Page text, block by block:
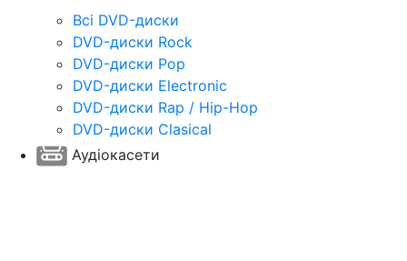
Всі DVD-диски
DVD-диски Rock
DVD-диски Pop
DVD-диски Electronic
DVD-диски Rap / Hip-Hop
DVD-диски Clasical
Аудіокасети